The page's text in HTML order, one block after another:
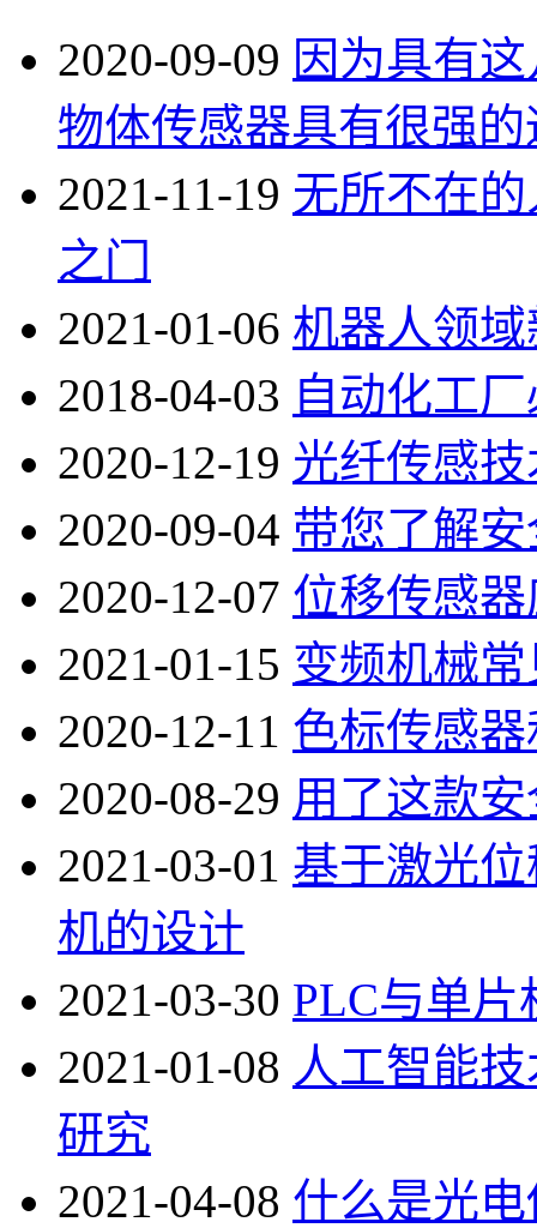
2020-09-09 因为具有
物体传感器具有很强
2021-11-19 无所不在
之门
2021-01-06 机器人领
2018-04-03 自动化工
2020-12-19 光纤传感
2020-09-04 带您了解
2020-12-07 位移传感
2021-01-15 变频机械
2020-12-11 色标传感
2020-08-29 用了这款
2021-03-01 基于激光
机的设计
2021-03-30 PLC与单
2021-01-08 人工智能
研究
2021-04-08 什么是光